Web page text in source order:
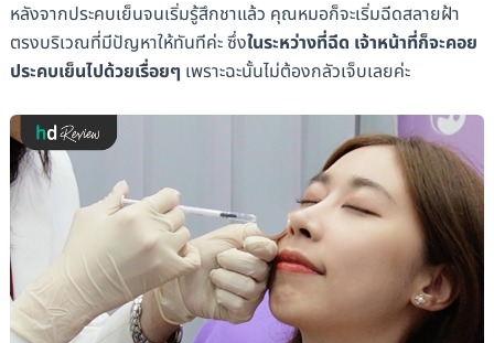
หลังจากประคบเย็นจนเริ่มรู้สึกชาแล้ว คุณหมอก็จะเริ่มฉีดสลายฝ้า
ตรงบริเวณที่มีปัญหาให้ทันทีค่ะ ซึ่งในระหว่างที่ฉีด เจ้าหน้าที่ก็จะคอย
ประคบเย็นไปด้วยเรื่อยๆ เพราะฉะนั้นไม่ต้องกลัวเจ็บเลยค่ะ